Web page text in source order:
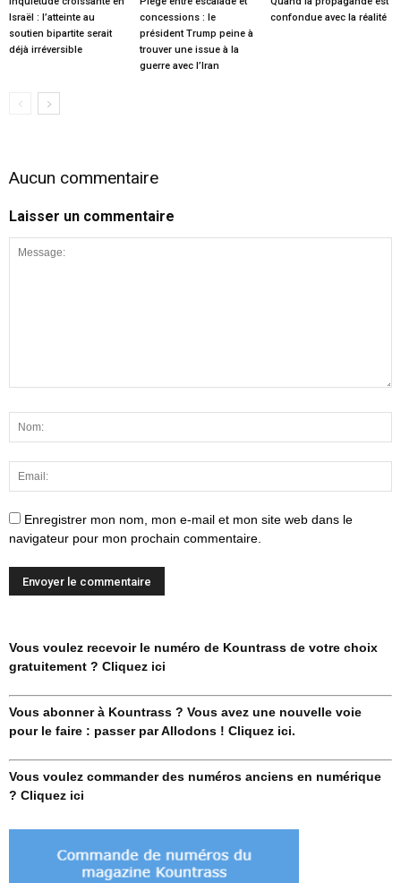
Israël : l’atteinte au
soutien bipartite serait
déjà irréversible
concessions : le
président Trump peine à
trouver une issue à la
guerre avec l’Iran
confondue avec la réalité
Aucun commentaire
Laisser un commentaire
Enregistrer mon nom, mon e-mail et mon site web dans le
navigateur pour mon prochain commentaire.
Vous voulez recevoir le numéro de Kountrass de votre choix
gratuitement ? Cliquez ici
Vous abonner à Kountrass ? Vous avez une nouvelle voie
pour le faire : passer par Allodons ! Cliquez ici.
Vous voulez commander des numéros anciens en numérique
? Cliquez ici